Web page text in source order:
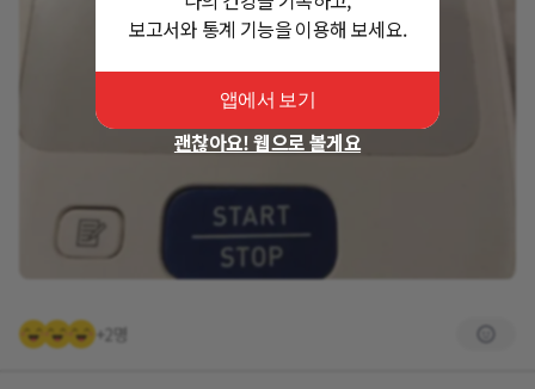
+2명
보고서와 통계 기능을 이용해 보세요.
앱에서 보기
괜찮아요! 웹으로 볼게요